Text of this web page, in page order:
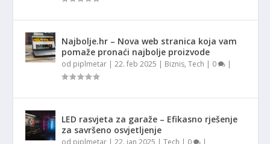
Najbolje.hr – Nova web stranica koja vam
pomaže pronaći najbolje proizvode
od piplmetar |22. feb 2025 | Biznis,Tech | 0 |
LED rasvjeta za garaže – Efikasno rješenje
za savršeno osvjetljenje
od piplmetar |22. jan 2025 |Tech | 0 |